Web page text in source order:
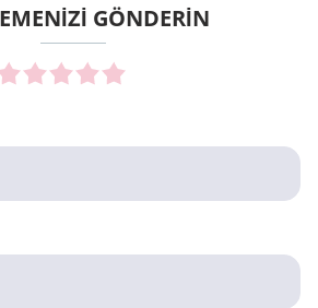
GÖNDERİN